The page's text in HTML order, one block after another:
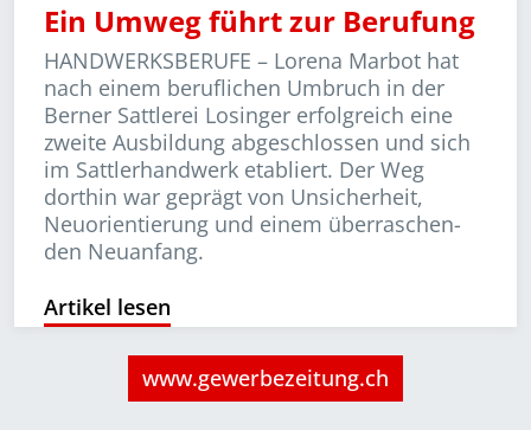
Ein Umweg führt zur Berufung
HANDWERKSBERUFE – Lorena Marbot hat
nach einem beruflichen Umbruch in der
Berner Sattlerei Losinger erfolgreich eine
zweite Ausbildung abgeschlossen und sich
im Sattler­handwerk etabliert. Der Weg
dorthin war geprägt von Unsicherheit,
Neuorientierung und einem über­rasch­en­
den Neuanfang.
Artikel lesen
www.gewerbezeitung.ch